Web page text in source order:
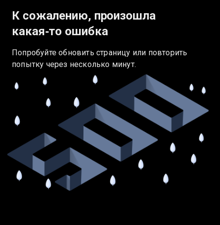
К сожалению, произошла
какая‑то ошибка
Попробуйте обновить страницу или повторить
попытку через несколько минут.